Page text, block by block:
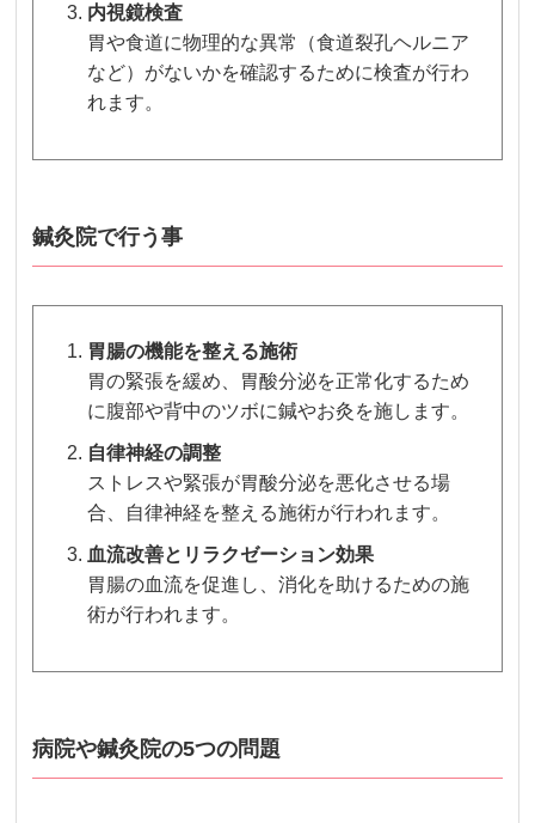
内視鏡検査
胃や食道に物理的な異常（食道裂孔ヘルニア
など）がないかを確認するために検査が行わ
れます。
鍼灸院で行う事
胃腸の機能を整える施術
胃の緊張を緩め、胃酸分泌を正常化するため
に腹部や背中のツボに鍼やお灸を施します。
自律神経の調整
ストレスや緊張が胃酸分泌を悪化させる場
合、自律神経を整える施術が行われます。
血流改善とリラクゼーション効果
胃腸の血流を促進し、消化を助けるための施
術が行われます。
病院や鍼灸院の5つの問題